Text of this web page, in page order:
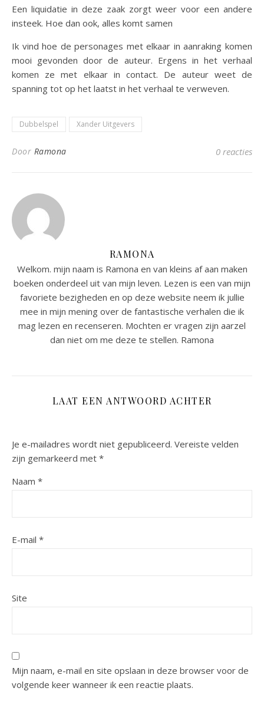
Een liquidatie in deze zaak zorgt weer voor een andere
insteek. Hoe dan ook, alles komt samen
Ik vind hoe de personages met elkaar in aanraking komen
mooi gevonden door de auteur. Ergens in het verhaal
komen ze met elkaar in contact. De auteur weet de
spanning tot op het laatst in het verhaal te verweven.
Dubbelspel Xander Uitgevers
Door Ramona 0 reacties
RAMONA
Welkom. mijn naam is Ramona en van kleins af aan maken
boeken onderdeel uit van mijn leven. Lezen is een van mijn
favoriete bezigheden en op deze website neem ik jullie
mee in mijn mening over de fantastische verhalen die ik
mag lezen en recenseren. Mochten er vragen zijn aarzel
dan niet om me deze te stellen. Ramona
LAAT EEN ANTWOORD ACHTER
Je e-mailadres wordt niet gepubliceerd. Vereiste velden
zijn gemarkeerd met *
Naam *
E-mail *
Site
Mijn naam, e-mail en site opslaan in deze browser voor de
volgende keer wanneer ik een reactie plaats.